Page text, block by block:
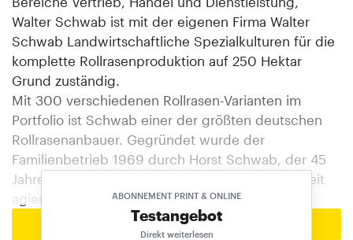
ABONNEMENT PRINT & ONLINE
Testangebot
Direkt weiterlesen
Walter Schwab ist mit der eigenen Firma Walter
Schwab Landwirtschaftliche Spezialkulturen für die
komplette Rollrasenproduktion auf 250 Hektar
Grund zuständig.
Mit 300 verschiedenen Rollrasen-Varianten im
Portfolio ist Schwab einer der größten deutschen
Rollrasenanbauer. Gegründet wurde der
Familienbetrieb 1969 durch Horst Schwab, der 45
Jahre lang an der Spitze des mittlerweile weltweit
agierenden Unternehmens stand.
Zur Startseite